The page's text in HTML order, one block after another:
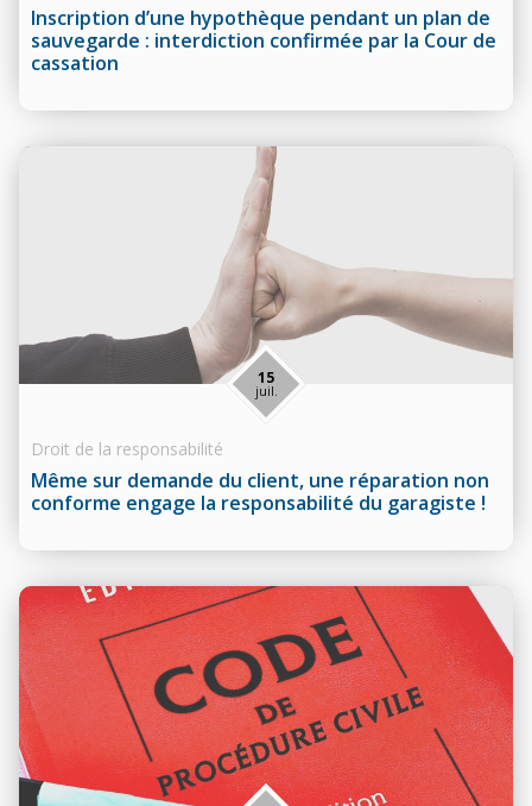
Inscription d’une hypothèque pendant un plan de
sauvegarde : interdiction confirmée par la Cour de
cassation
Même sur demande du client, une réparation non
conforme engage la responsabilité du garagiste !
15
juil.
Droit de la responsabilité